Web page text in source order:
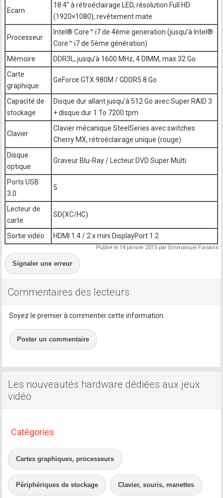
Ecarn
18.4″ à rétroéclairage LED, résolution Full HD
(1920×1080), revêtement mate
Processeur
Intel® Core™ i7 de 4ème generation (jusqu’à Intel®
Core™ i7 de 5ème génération)
Mémoire
DDR3L, jusqu’à 1600 MHz, 4 DIMM, max 32 Go
Carte
graphique
GeForce GTX 980M / GDDR5 8 Go
Capacité de
stockage
Disque dur allant jusqu’à 512 Go avec Super RAID 3
+ disque dur 1 To 7200 tpm
Clavier
Clavier mécanique SteelSeries avec switches
Cherry MX, rétroéclairage unique (rouge)
Disque
optique
Graveur Blu-Ray / Lecteur DVD Super Multi
Ports USB
3.0
5
Lecteur de
carte
SD(XC/HC)
Sortie vidéo HDMI 1.4 / 2 x mini DisplayPort 1.2
Publié le 14 janvier 2015 par Emmanuel Forsans
Signaler une erreur
Commentaires des lecteurs
Soyez le premier à commenter cette information.
Poster un commentaire
Les nouveautés hardware dédiées aux jeux
vidéo
Catégories
Cartes graphiques, processeurs
Périphériques de stockage Clavier, souris, manettes